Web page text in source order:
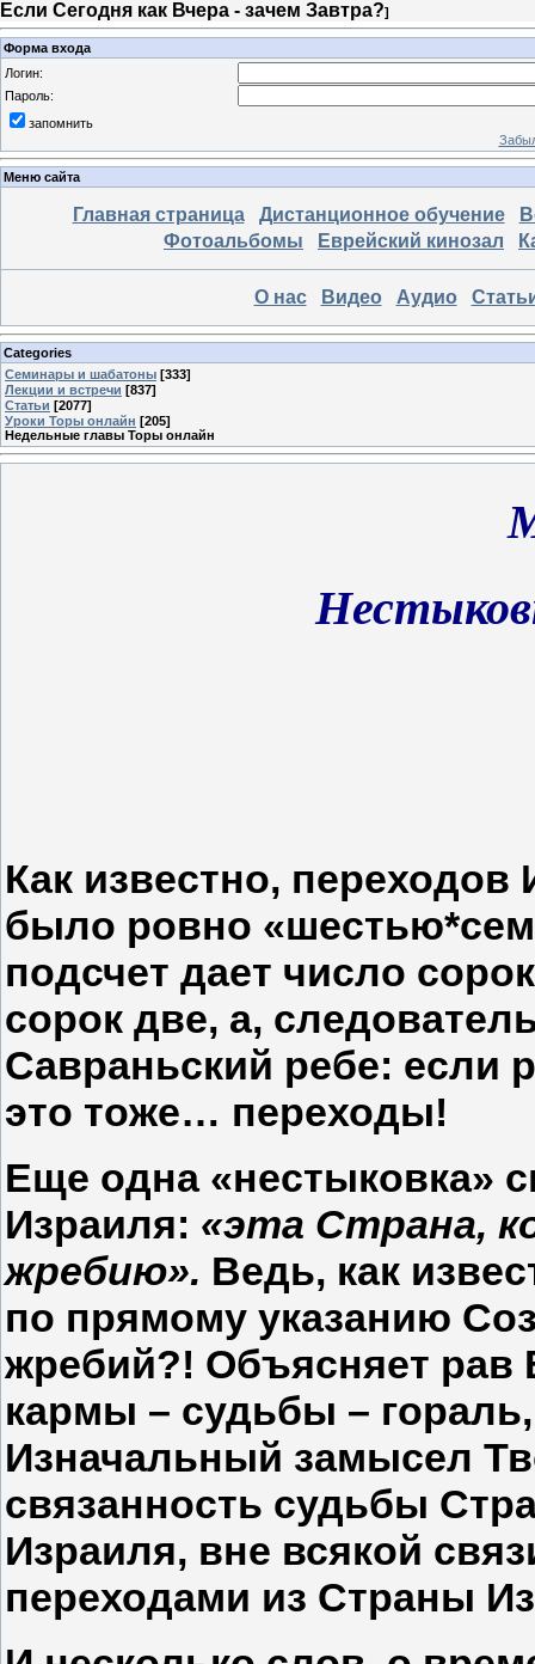
Если Сегодня как Вчера - зачем Завтра?]
Форма входа
Логин:
Пароль:
запомнить
Меню сайта
Главная страница Дистанционное обучение
Фотоальбомы
Еврейский кинозал
О нас Видео Аудио
Categories
Семинары и шабатоны [333]
Лекции и встречи [837]
Статьи [2077]
Уроки Торы онлайн [205]
Недельные главы Торы онлайн
Как известно,
было ровно
подсчет дает число
сорок две, а,
Савраньский ребе: если
это тоже… переходы!
Еще одна «нестыковка»
Израиля: «эта Страна,
жребию». Ведь, как
по прямому указанию
жребий?! Объясняет
кармы – судьбы –
Изначальный замысел
связанность судьбы
Израиля, вне всякой
переходами из Страны